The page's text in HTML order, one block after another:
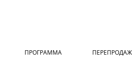
ПРОГРАММА